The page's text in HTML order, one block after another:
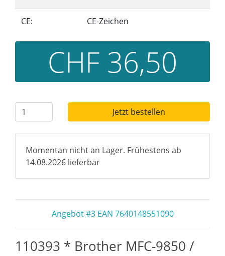
CE: CE-Zeichen
CHF 36,50
Jetzt bestellen
Momentan nicht an Lager. Frühestens ab
14.08.2026 lieferbar
Angebot #3 EAN 7640148551090
110393 * Brother MFC-9850 /